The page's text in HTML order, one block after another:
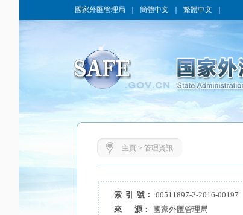
國家外匯管理局 簡體中文 繁體中文
主頁 > 管理資訊
索 引 號： 00511897-2-2016-00197
來 源：
國家外匯管理局